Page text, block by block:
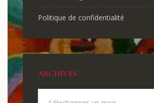
Politique de confidentialité
ARCHIVES